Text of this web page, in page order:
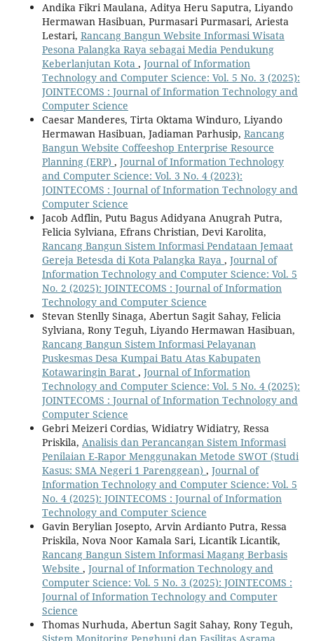
Andika Fikri Maulana, Aditya Heru Saputra, Liyando
Hermawan Hasibuan, Purmasari Purmasari, Ariesta
Lestari, Rancang Bangun Website Informasi Wisata
Pesona Palangka Raya sebagai Media Pendukung
Keberlanjutan Kota , Journal of Information
Technology and Computer Science: Vol. 5 No. 3 (2025):
JOINTECOMS : Journal of Information Technology and
Computer Science
Caesar Manderes, Tirta Oktama Winduro, Liyando
Hermawan Hasibuan, Jadiaman Parhusip, Rancang
Bangun Website Coffeeshop Enterprise Resource
Planning (ERP) , Journal of Information Technology
and Computer Science: Vol. 3 No. 4 (2023):
JOINTECOMS : Journal of Information Technology and
Computer Science
Jacob Adflin, Putu Bagus Adidyana Anugrah Putra,
Felicia Sylviana, Efrans Christian, Devi Karolita,
Rancang Bangun Sistem Informasi Pendataan Jemaat
Gereja Betesda di Kota Palangka Raya , Journal of
Information Technology and Computer Science: Vol. 5
No. 2 (2025): JOINTECOMS : Journal of Information
Technology and Computer Science
Stevan Stenlly Sinaga, Abertun Sagit Sahay, Felicia
Sylviana, Rony Teguh, Liyando Hermawan Hasibuan,
Rancang Bangun Sistem Informasi Pelayanan
Puskesmas Desa Kumpai Batu Atas Kabupaten
Kotawaringin Barat , Journal of Information
Technology and Computer Science: Vol. 5 No. 4 (2025):
JOINTECOMS : Journal of Information Technology and
Computer Science
Gebri Meizeri Cordias, Widiatry Widiatry, Ressa
Priskila, Analisis dan Perancangan Sistem Informasi
Penilaian E-Rapor Menggunakan Metode SWOT (Studi
Kasus: SMA Negeri 1 Parenggean) , Journal of
Information Technology and Computer Science: Vol. 5
No. 4 (2025): JOINTECOMS : Journal of Information
Technology and Computer Science
Gavin Berylian Josepto, Arvin Ardianto Putra, Ressa
Priskila, Nova Noor Kamala Sari, Licantik Licantik,
Rancang Bangun Sistem Informasi Magang Berbasis
Website , Journal of Information Technology and
Computer Science: Vol. 5 No. 3 (2025): JOINTECOMS :
Journal of Information Technology and Computer
Science
Thomas Nurhuda, Abertun Sagit Sahay, Rony Teguh,